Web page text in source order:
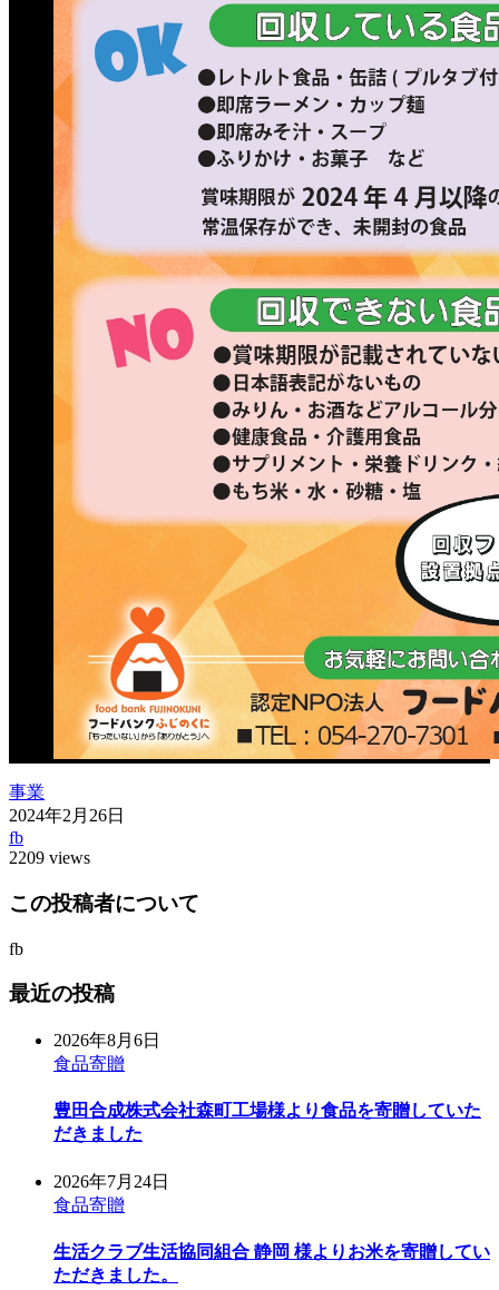
事業
2024年2月26日
fb
2209 views
この投稿者について
fb
最近の投稿
2026年8月6日
食品寄贈
豊田合成株式会社森町工場様より食品を寄贈していた
だきました
2026年7月24日
食品寄贈
生活クラブ生活協同組合 静岡 様よりお米を寄贈してい
ただきました。